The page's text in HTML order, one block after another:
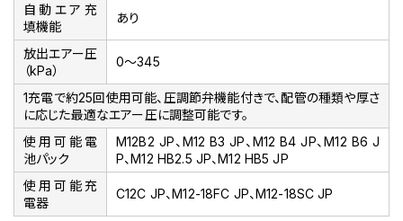
自動エア充
填機能
あり
放出エアー圧
（kPa）
0～345
1充電で約25回使用可能、圧調節弁機能付きで、配管の種類や厚さ
に応じた最適なエアー圧に調整可能です。
使用可能電
池パック
M12B2 JP、M12 B3 JP、M12 B4 JP、M12 B6 J
P、M12 HB2.5 JP、M12 HB5 JP
使用可能充
電器
C12C JP、M12-18FC JP、M12-18SC JP